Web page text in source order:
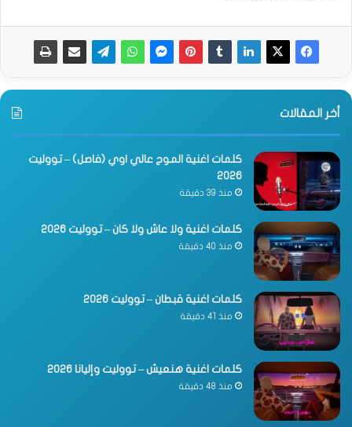
أخر المقالات
كلمات اغنية الموج عالي اوي (فاصل) – تووليت
2026
منذ 39 دقيقة
كلمات اغنية ولا عاش ولا كان – تووليت 2026
منذ 40 دقيقة
كلمات اغنية قبطان – تووليت 2026
منذ 41 دقيقة
كلمات اغنية هنعيش – تووليت وإليانا 2026
منذ 48 دقيقة